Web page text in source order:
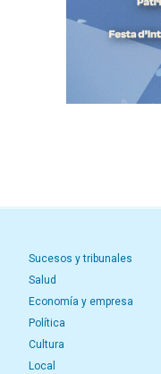
Sucesos y tribunales
Salud
Economía y empresa
Política
Cultura
Local